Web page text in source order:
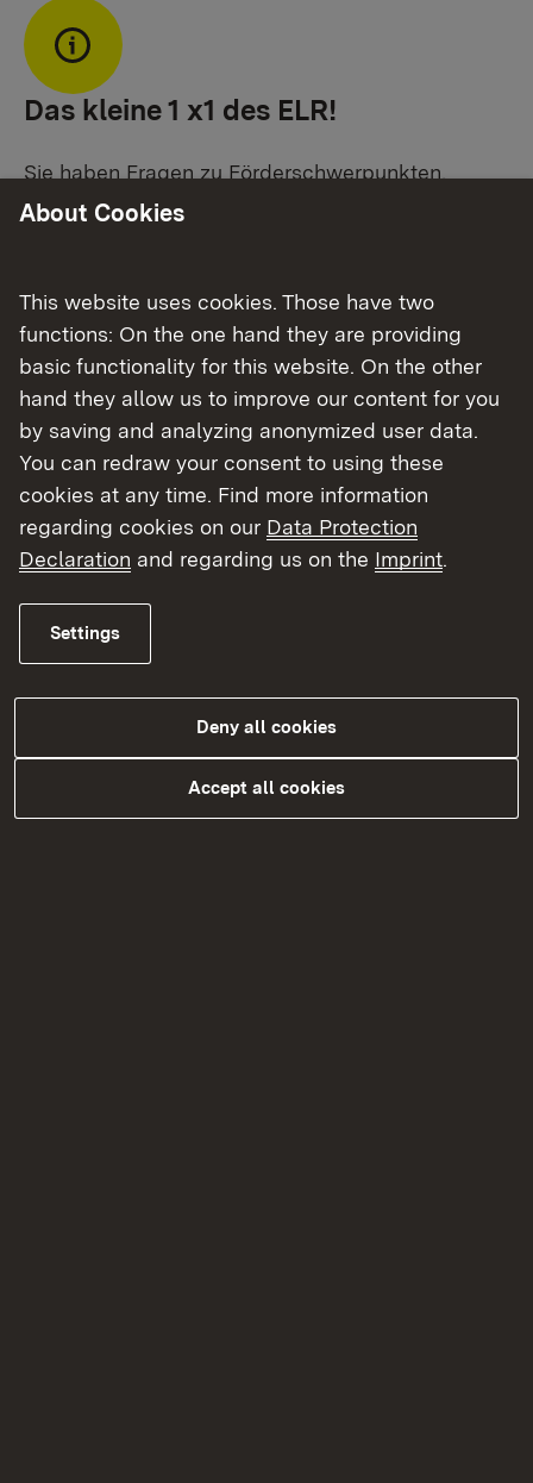
Das kleine 1 x1 des ELR!
Sie haben Fragen zu Förderschwerpunkten,
Antragsverfahren oder suchen nach
und Heimat finden Sie detaillierte Informationen
zu Förderzielen, Voraussetzungen, Best-Practice-
Beispielen etc. im Externer Link:
Entwicklungsprogramm
Ländlicher Raum.
Ansprechpersonen zur ELR-
Antragsstellung in den
Regierungspräsidien
Die Zuständigkeit ergibt sich aus dem
Investitionsort.
ELR-Kontakte im
About Cookies
This website uses cookies. Those have two
functions: On the one hand they are providing
basic functionality for this website. On the other
hand they allow us to improve our content for you
by saving and analyzing anonymized user data.
You can redraw your consent to using these
cookies at any time. Find more information
regarding cookies on our Data Protection
Declaration and regarding us on the Imprint.
Settings
Deny all cookies
Accept all cookies